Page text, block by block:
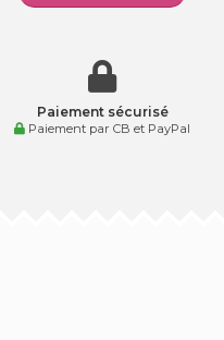
Paiement sécurisé
Paiement par CB et PayPal